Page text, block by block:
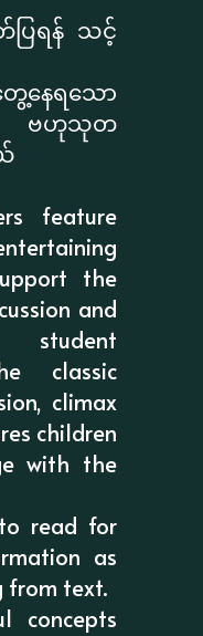
ြရန် သင့်
ေ့နေရသော
စုံ ဗဟုသုတ
feature
the
and
classic
climax
children
with the
read for
as
from text.
concepts